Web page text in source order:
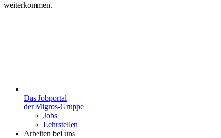
weiterkommen.
Das Jobportal
der Migros-Gruppe
Jobs
Lehrstellen
Arbeiten bei uns